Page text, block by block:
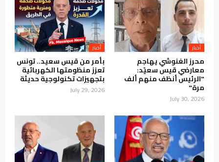
أخبار
محرز الغنوشي يهاجم
معارضي قيس سعيّد:
"الرئيس أنظف منهم ألف
مرة"
July 30, 2026
أخبار
بأمر من قيس سعيد.. تونس
تعزز منظومتها الكهربائية
بتجهيزات تكنولوجية حديثة
July 29, 2026